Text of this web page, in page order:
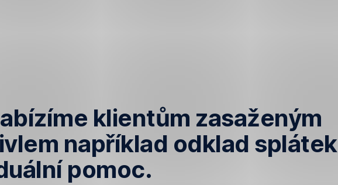
klientům zasaženým
například odklad splátek
pomoc.